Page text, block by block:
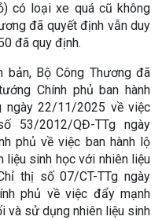
có loại xe quá cũ không
đã quyết định vẫn duy
đã quy định.
Bộ Công Thương đã
Chính phủ ban hành
ngày 22/11/2025 về việc
53/2012/QĐ-TTg ngày
phủ về việc ban hành lộ
liệu sinh học với nhiên liệu
thị số 07/CT-TTg ngày
phủ về việc đẩy mạnh
và sử dụng nhiên liệu sinh